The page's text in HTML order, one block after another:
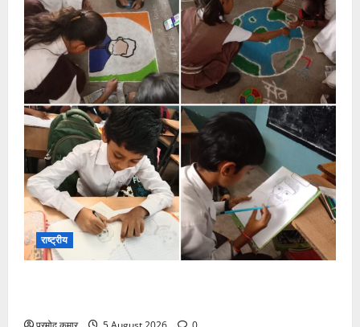
राष्ट्रीय